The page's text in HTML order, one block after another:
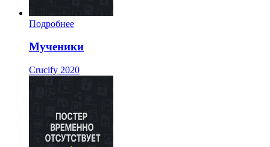
Подробнее
Мученики
Crucify 2020